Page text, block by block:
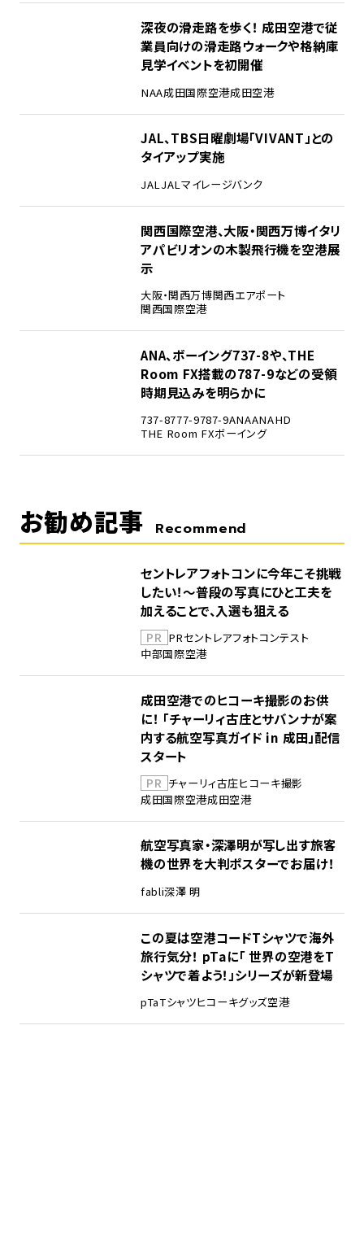
深夜の滑走路を歩く！ 成田空港で従
業員向けの滑走路ウォークや格納庫
見学イベントを初開催
NAA成田国際空港成田空港
JAL、TBS日曜劇場「VIVANT」との
タイアップ実施
JALJALマイレージバンク
関西国際空港、大阪・関西万博イタリ
アパビリオンの木製飛行機を空港展
示
大阪・関西万博関西エアポート
関西国際空港
ANA、ボーイング737-8や、THE
Room FX搭載の787-9などの受領
時期見込みを明らかに
737-8777-9787-9ANAANAHD
THE Room FXボーイング
お勧め記事 Recommend
セントレアフォトコンに今年こそ挑戦
したい！～普段の写真にひと工夫を
加えることで、入選も狙える
PR PRセントレアフォトコンテスト
中部国際空港
成田空港でのヒコーキ撮影のお供
に！ 「チャーリィ古庄とサバンナが案
内する航空写真ガイド in 成田」配信
スタート
PR チャーリィ古庄ヒコーキ撮影
成田国際空港成田空港
航空写真家・深澤明が写し出す旅客
機の世界を大判ポスターでお届け！
fabli深澤 明
この夏は空港コードTシャツで海外
旅行気分！ pTaに「 世界の空港をT
シャツで着よう！」シリーズが新登場
pTaTシャツヒコーキグッズ空港